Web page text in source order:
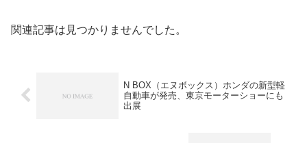
関連記事は見つかりませんでした。
N BOX（エヌボックス）ホンダの新型軽
自動車が発売、東京モーターショーにも
出展